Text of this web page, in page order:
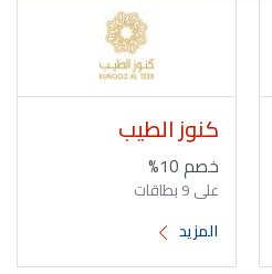
كنوز الطيب
خصم 10%
على 9 بطاقات
المزيد